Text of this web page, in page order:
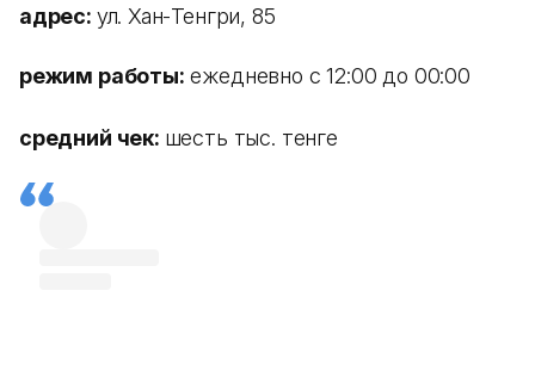
адрес: ул. Хан-Тенгри, 85
режим работы: ежедневно с 12:00 до 00:00
средний чек: шесть тыс. тенге